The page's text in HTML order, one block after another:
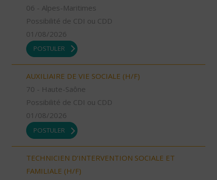
06 - Alpes-Maritimes
Possibilité de CDI ou CDD
01/08/2026
POSTULER
AUXILIAIRE DE VIE SOCIALE (H/F)
70 - Haute-Saône
Possibilité de CDI ou CDD
01/08/2026
POSTULER
TECHNICIEN D’INTERVENTION SOCIALE ET
FAMILIALE (H/F)